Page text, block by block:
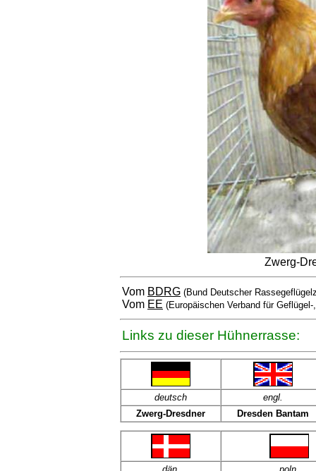
Zwerg-
Vom BDRG (Bund Deutscher
Vom EE (Europäischen Verband für
Links zu dieser Hühnerrasse:
deutsch engl.
Zwerg-Dresdner
Dresden Bantam